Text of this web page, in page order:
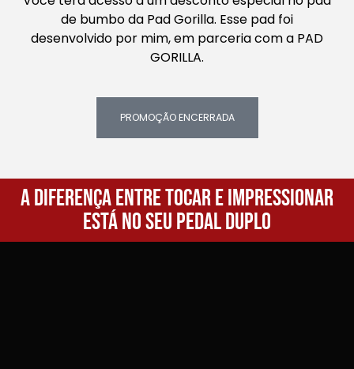
de bumbo da Pad Gorilla. Esse pad foi
desenvolvido por mim, em parceria com a PAD
GORILLA.
PROMOÇÃO ENCERRADA
A diferença entre tocar e impressionar
está no seu pedal duplo